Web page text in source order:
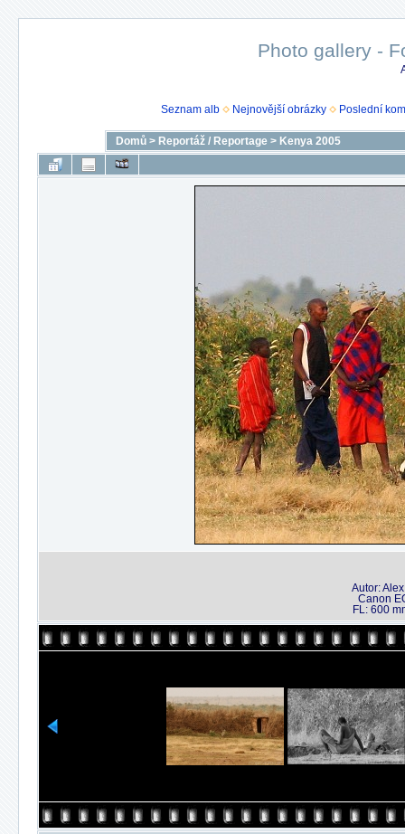
Photo gallery -
Seznam alb Nejnovější obrázky Poslední
Domů > Reportáž / Reportage > Kenya 2005
Autor:
Canon
FL: 600